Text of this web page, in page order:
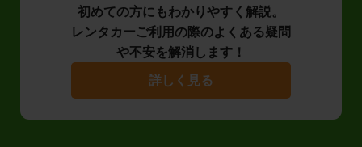
初めての方にもわかりやすく解説。
レンタカーご利用の際のよくある疑問
や不安を解消します！
詳しく見る